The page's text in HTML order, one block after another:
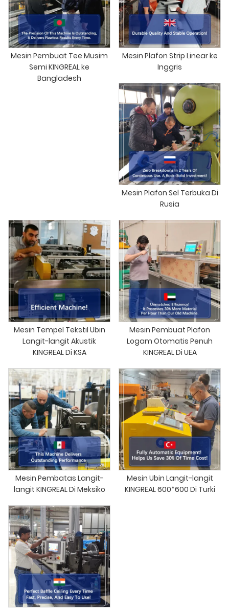
Mesin Pembuat Tee Musim
Semi KINGREAL ke
Bangladesh
Mesin Plafon Strip Linear ke
Inggris
Mesin Plafon Sel Terbuka Di
Rusia
Mesin Tempel Tekstil Ubin
Langit-langit Akustik
KINGREAL Di KSA
Mesin Pembuat Plafon
Logam Otomatis Penuh
KINGREAL Di UEA
Mesin Pembatas Langit-
langit KINGREAL Di Meksiko
Mesin Ubin Langit-langit
KINGREAL 600*600 Di Turki